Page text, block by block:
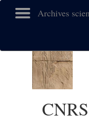
Archives